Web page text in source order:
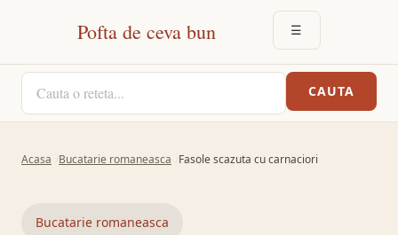
Pofta de ceva bun ☰DESCHIDE
CAUTA O RETETA
CAUTA
Acasa Bucatarie romaneasca Fasole scazuta cu carnaciori
Bucatarie romaneasca